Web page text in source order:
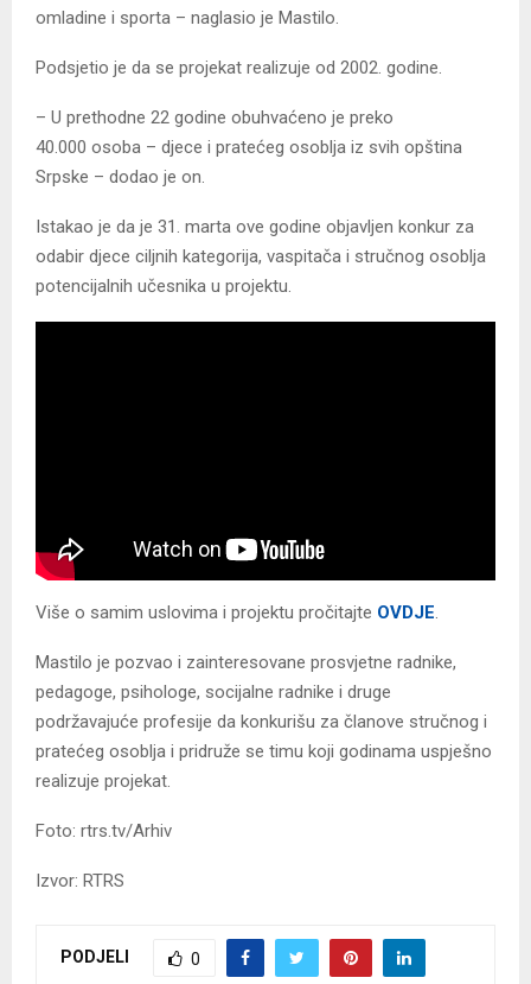
omladine i sporta – naglasio je Mastilo.
Podsjetio je da se projekat realizuje od 2002. godine.
– U prethodne 22 godine obuhvaćeno je preko
40.000 osoba – djece i pratećeg osoblja iz svih opština
Srpske – dodao je on.
Istakao je da je 31. marta ove godine objavljen konkur za
odabir djece ciljnih kategorija, vaspitača i stručnog osoblja
potencijalnih učesnika u projektu.
Više o samim uslovima i projektu pročitajte OVDЈE.
Mastilo je pozvao i zainteresovane prosvjetne radnike,
pedagoge, psihologe, socijalne radnike i druge
podržavajuće profesije da konkurišu za članove stručnog i
pratećeg osoblja i pridruže se timu koji godinama uspješno
realizuje projekat.
Foto: rtrs.tv/Arhiv
Izvor: RTRS
PODJELI 0